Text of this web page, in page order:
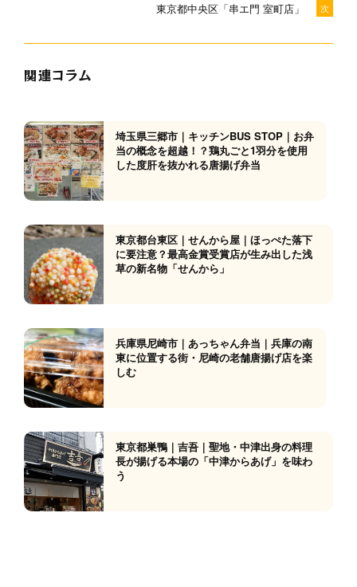
東京都中央区「串エ門 室町店」 次
関連コラム
埼玉県三郷市｜キッチンBUS STOP｜お弁
当の概念を超越！？鶏丸ごと1羽分を使用
した度肝を抜かれる唐揚げ弁当
東京都台東区｜せんから屋｜ほっぺた落下
に要注意？最高金賞受賞店が生み出した浅
草の新名物「せんから」
兵庫県尼崎市｜あっちゃん弁当｜兵庫の南
東に位置する街・尼崎の老舗唐揚げ店を楽
しむ
東京都巣鴨｜吉吾｜聖地・中津出身の料理
長が揚げる本場の「中津からあげ」を味わ
う